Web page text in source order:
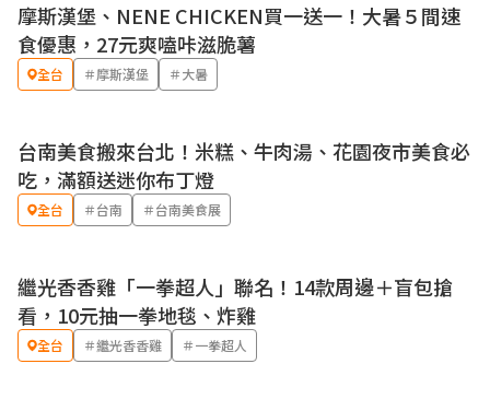
優惠
摩斯漢堡、NENE CHICKEN買一送一！大暑５間速
食優惠，27元爽嗑咔滋脆薯
全台 ＃摩斯漢堡 ＃大暑
台南美食搬來台北！米糕、牛肉湯、花園夜市美食必
吃，滿額送迷你布丁燈
全台 ＃台南 ＃台南美食展
繼光香香雞「一拳超人」聯名！14款周邊＋盲包搶
看，10元抽一拳地毯、炸雞
全台 ＃繼光香香雞 ＃一拳超人